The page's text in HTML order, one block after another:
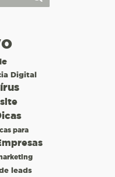
Digital
para
leads